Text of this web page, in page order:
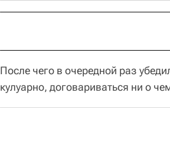
После чего в очередной раз
кулуарно, договариваться ни о